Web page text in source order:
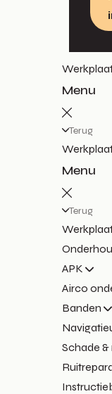
Menu
Terug
Menu
Terug
APK
Airco
Banden
Schade